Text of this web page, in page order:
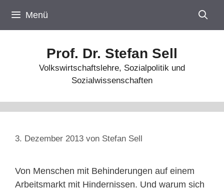
Inhalt
springen
Menü
Prof. Dr. Stefan Sell
Volkswirtschaftslehre, Sozialpolitik und
Sozialwissenschaften
3. Dezember 2013 von Stefan Sell
Von Menschen mit Behinderungen auf einem
Arbeitsmarkt mit Hindernissen. Und warum sich